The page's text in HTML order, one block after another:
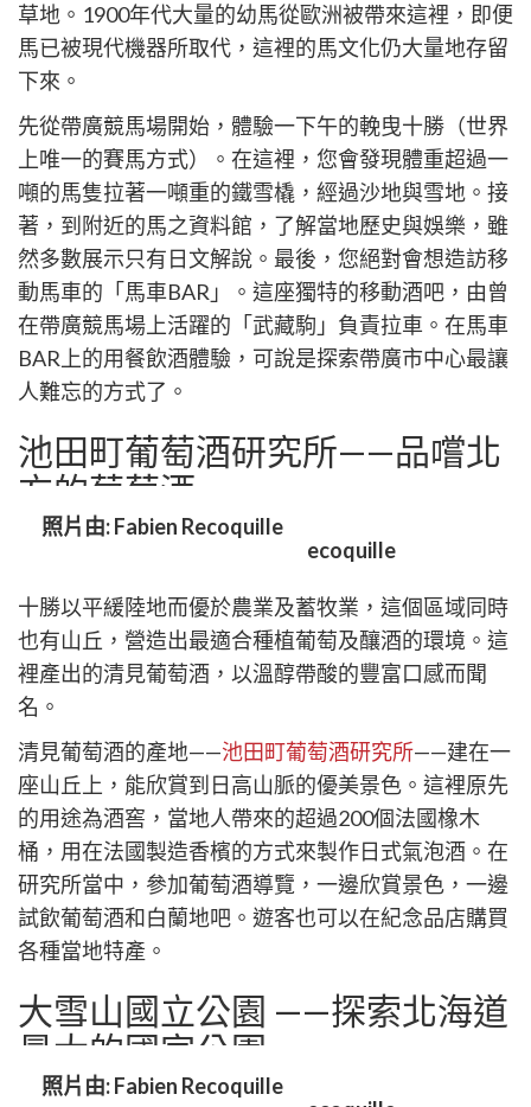
草地。1900年代大量的幼馬從歐洲被帶來這裡，即便
馬已被現代機器所取代，這裡的馬文化仍大量地存留
下來。
先從帶廣競馬場開始，體驗一下午的輓曳十勝（世界
上唯一的賽馬方式）。在這裡，您會發現體重超過一
噸的馬隻拉著一噸重的鐵雪橇，經過沙地與雪地。接
著，到附近的馬之資料館，了解當地歷史與娛樂，雖
然多數展示只有日文解說。最後，您絕對會想造訪移
動馬車的「馬車BAR」。這座獨特的移動酒吧，由曾
在帶廣競馬場上活躍的「武藏駒」負責拉車。在馬車
BAR上的用餐飲酒體驗，可說是探索帶廣市中心最讓
人難忘的方式了。
池田町葡萄酒研究所——品嚐北
方的葡萄酒
照片由: Fabien Recoquille
十勝以平緩陸地而優於農業及蓄牧業，這個區域同時
也有山丘，營造出最適合種植葡萄及釀酒的環境。這
裡產出的清見葡萄酒，以溫醇帶酸的豐富口感而聞
名。
清見葡萄酒的產地——池田町葡萄酒研究所——建在一
座山丘上，能欣賞到日高山脈的優美景色。這裡原先
的用途為酒窖，當地人帶來的超過200個法國橡木
桶，用在法國製造香檳的方式來製作日式氣泡酒。在
研究所當中，參加葡萄酒導覽，一邊欣賞景色，一邊
試飲葡萄酒和白蘭地吧。遊客也可以在紀念品店購買
各種當地特產。
大雪山國立公園 ——探索北海道
最大的國家公園
照片由: Fabien Recoquille